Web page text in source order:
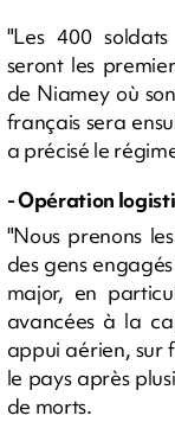
"Les 400
seront les
de Niamey où
français sera
a précisé le
- Opération
"Nous prenons
des gens
major, en
avancées à la
appui aérien, sur
le pays après
de morts.